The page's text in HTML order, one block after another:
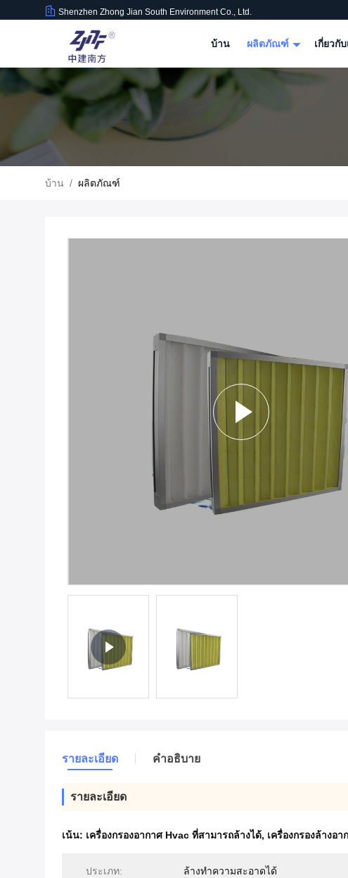
Shenzhen Zhong Jian South Environment Co., Ltd.
บ้าน ผลิตภัณฑ์ เกี่ยวกับ
บ้าน / ผลิตภัณฑ์
รายละเอียด คําอธิบาย
รายละเอียด
เน้น: เครื่องกรองอากาศ Hvac ที่สามารถล้างได้, เครื่องกรองล้างอ
ประเภท: ล้างทำความสะอาดได้